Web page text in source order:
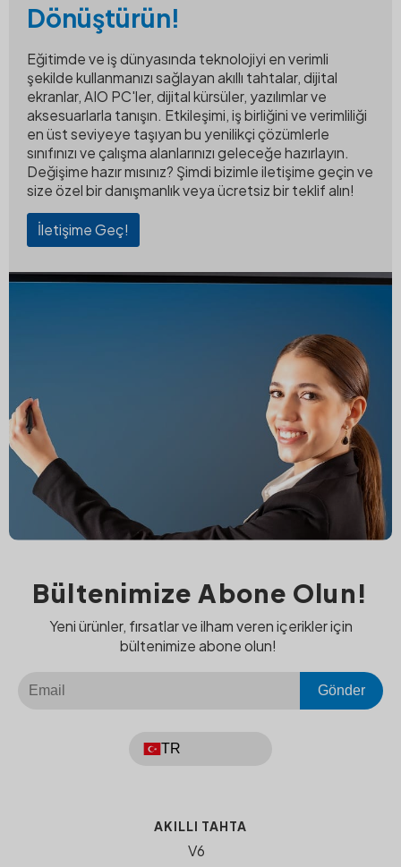
Dönüştürün!
Eğitimde ve iş dünyasında teknolojiyi en verimli
şekilde kullanmanızı sağlayan akıllı tahtalar, dijital
ekranlar, AIO PC'ler, dijital kürsüler, yazılımlar ve
aksesuarlarla tanışın. Etkileşimi, iş birliğini ve verimliliği
en üst seviyeye taşıyan bu yenilikçi çözümlerle
sınıfınızı ve çalışma alanlarınızı geleceğe hazırlayın.
Değişime hazır mısınız? Şimdi bizimle iletişime geçin ve
size özel bir danışmanlık veya ücretsiz bir teklif alın!
İletişime Geç!
Bültenimize Abone Olun!
Yeni ürünler, fırsatlar ve ilham veren içerikler için
bültenimize abone olun!
Gönder
TR
AKILLI TAHTA
V6